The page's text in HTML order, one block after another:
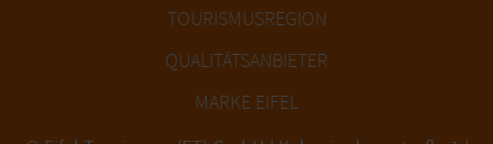
TOURISMUSREGION
QUALITÄTSANBIETER
MARKE EIFEL